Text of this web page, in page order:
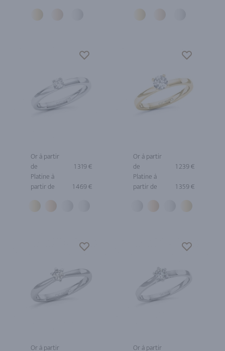
Or à partir
de
1 319 €
Platine à
partir de
1 469 €
Or à partir
de
1 239 €
Platine à
partir de
1 359 €
Or à partir Or à partir